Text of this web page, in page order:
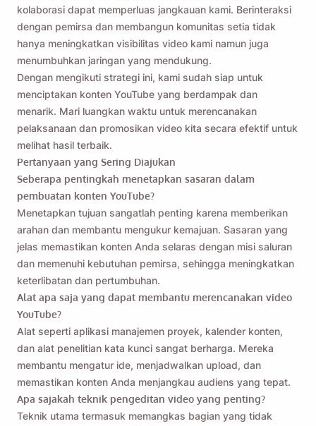
kolaborasi dapat memperluas jangkauan kami. Berinteraksi
dengan pemirsa dan membangun komunitas setia tidak
hanya meningkatkan visibilitas video kami namun juga
menumbuhkan jaringan yang mendukung.
Dengan mengikuti strategi ini, kami sudah siap untuk
menciptakan konten YouTube yang berdampak dan
menarik. Mari luangkan waktu untuk merencanakan
pelaksanaan dan promosikan video kita secara efektif untuk
melihat hasil terbaik.
Pertanyaan yang Sering Diajukan
Seberapa pentingkah menetapkan sasaran dalam
pembuatan konten YouTube?
Menetapkan tujuan sangatlah penting karena memberikan
arahan dan membantu mengukur kemajuan. Sasaran yang
jelas memastikan konten Anda selaras dengan misi saluran
dan memenuhi kebutuhan pemirsa, sehingga meningkatkan
keterlibatan dan pertumbuhan.
Alat apa saja yang dapat membantu merencanakan video
YouTube?
Alat seperti aplikasi manajemen proyek, kalender konten,
dan alat penelitian kata kunci sangat berharga. Mereka
membantu mengatur ide, menjadwalkan upload, dan
memastikan konten Anda menjangkau audiens yang tepat.
Apa sajakah teknik pengeditan video yang penting?
Teknik utama termasuk memangkas bagian yang tidak